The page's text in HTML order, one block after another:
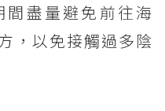
盡量避免前往海
，以免接觸過多陰